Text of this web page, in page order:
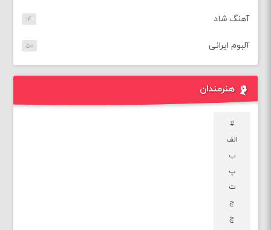
آهنگ شاد ۱۴
آلبوم ایرانی ۵۰
هنرمندان
#
الف
ب
پ
ت
ج
چ